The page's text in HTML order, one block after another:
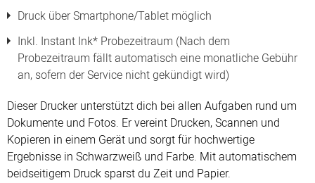
Druck über Smartphone/Tablet möglich
Inkl. Instant Ink* Probezeitraum (Nach dem
Probezeitraum fällt automatisch eine monatliche Gebühr
an, sofern der Service nicht gekündigt wird)
Dieser Drucker unterstützt dich bei allen Aufgaben rund um
Dokumente und Fotos. Er vereint Drucken, Scannen und
Kopieren in einem Gerät und sorgt für hochwertige
Ergebnisse in Schwarzweiß und Farbe. Mit automatischem
beidseitigem Druck sparst du Zeit und Papier.